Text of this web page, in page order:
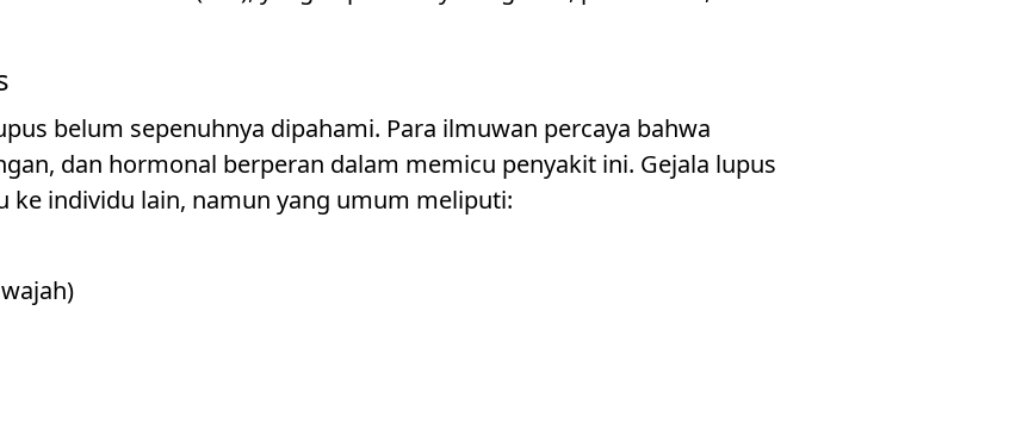
belum sepenuhnya dipahami. Para ilmuwan percaya bahwa
dan hormonal berperan dalam memicu penyakit ini. Gejala lupus
ke individu lain, namun yang umum meliputi: